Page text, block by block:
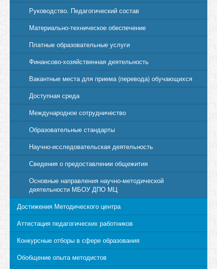
Руководство. Педагогический состав
Материально-техническое обеспечение
Платные образовательные услуги
Финансово-хозяйственная деятельность
Вакантные места для приема (перевода) обучающихся
Доступная среда
Международное сотрудничество
Образовательные стандарты
Научно-исследовательская деятельность
Сведения о предоставлении общежития
Основные направления научно-методической
деятельности МБОУ ДПО МЦ
Достижения Методического центра
Аттестация педагогических работников
Конкурсные отборы в сфере образования
Обобщение опыта методистов